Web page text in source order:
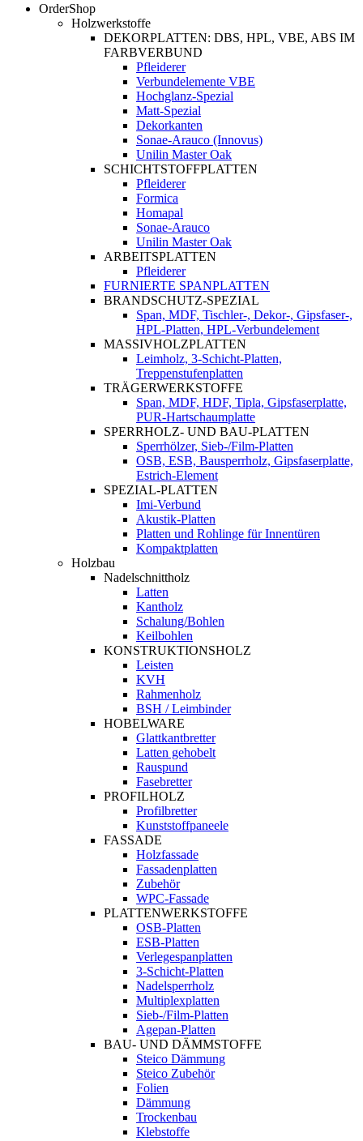
OrderShop
Holzwerkstoffe
DEKORPLATTEN: DBS, HPL, VBE, ABS IM
FARBVERBUND
Pfleiderer
Verbundelemente VBE
Hochglanz-Spezial
Matt-Spezial
Dekorkanten
Sonae-Arauco (Innovus)
Unilin Master Oak
SCHICHTSTOFFPLATTEN
Pfleiderer
Formica
Homapal
Sonae-Arauco
Unilin Master Oak
ARBEITSPLATTEN
Pfleiderer
FURNIERTE SPANPLATTEN
BRANDSCHUTZ-SPEZIAL
Span, MDF, Tischler-, Dekor-, Gipsfaser-,
HPL-Platten, HPL-Verbundelement
MASSIVHOLZPLATTEN
Leimholz, 3-Schicht-Platten,
Treppenstufenplatten
TRÄGERWERKSTOFFE
Span, MDF, HDF, Tipla, Gipsfaserplatte,
PUR-Hartschaumplatte
SPERRHOLZ- UND BAU-PLATTEN
Sperrhölzer, Sieb-/Film-Platten
OSB, ESB, Bausperrholz, Gipsfaserplatte,
Estrich-Element
SPEZIAL-PLATTEN
Imi-Verbund
Akustik-Platten
Platten und Rohlinge für Innentüren
Kompaktplatten
Holzbau
Nadelschnittholz
Latten
Kantholz
Schalung/Bohlen
Keilbohlen
KONSTRUKTIONSHOLZ
Leisten
KVH
Rahmenholz
BSH / Leimbinder
HOBELWARE
Glattkantbretter
Latten gehobelt
Rauspund
Fasebretter
PROFILHOLZ
Profilbretter
Kunststoffpaneele
FASSADE
Holzfassade
Fassadenplatten
Zubehör
WPC-Fassade
PLATTENWERKSTOFFE
OSB-Platten
ESB-Platten
Verlegespanplatten
3-Schicht-Platten
Nadelsperrholz
Multiplexplatten
Sieb-/Film-Platten
Agepan-Platten
BAU- UND DÄMMSTOFFE
Steico Dämmung
Steico Zubehör
Folien
Dämmung
Trockenbau
Klebstoffe